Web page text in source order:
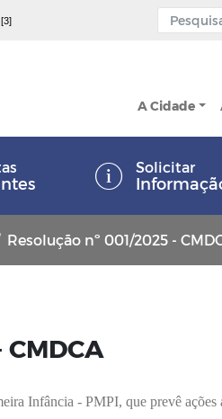
A Cidade
Solicitar
Resolução nº 001/2025 -
Infância - PMPI, que prevê ações